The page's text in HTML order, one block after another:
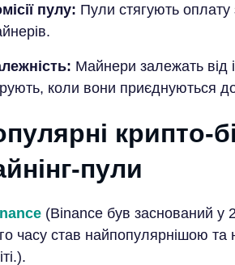
пулу: Пули стягують
Майнери залежать від
коли вони приєднуються
крипто-
пули
(Binance був заснований у
часу став найпопулярнішою